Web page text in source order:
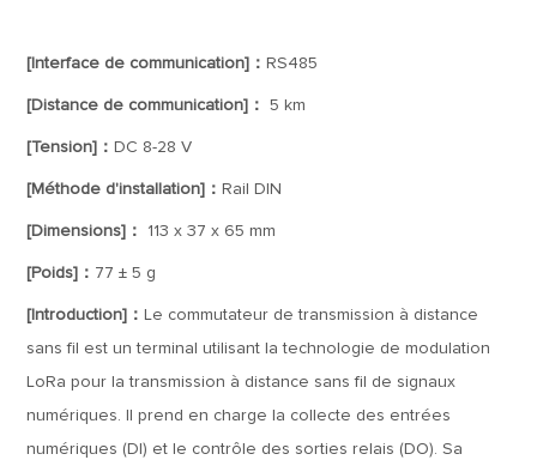
[Interface de communication]： RS485
[Distance de communication]： 5 km
[Tension]： DC 8-28 V
[Méthode d'installation]： Rail DIN
[Dimensions]： 113 x 37 x 65 mm
[Poids]： 77 ± 5 g
[Introduction]： Le commutateur de transmission à distance
sans fil est un terminal utilisant la technologie de modulation
LoRa pour la transmission à distance sans fil de signaux
numériques. Il prend en charge la collecte des entrées
numériques (DI) et le contrôle des sorties relais (DO). Sa